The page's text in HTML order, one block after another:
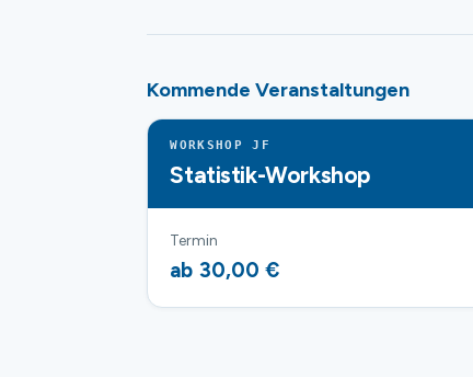
Kommende Veranstaltungen
WORKSHOP JF
Statistik-Workshop
Termin
ab 30,00 €